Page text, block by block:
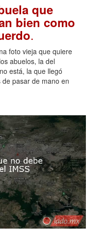
que
bien como
.
foto vieja que quiere
abuelos, la del
está, la que llegó
pasar de mano en